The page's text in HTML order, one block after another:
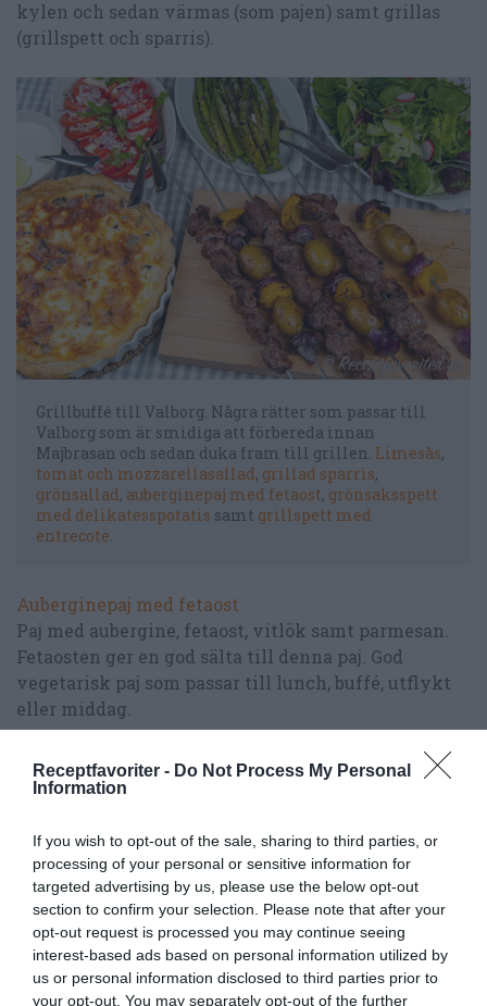
Receptfavoriter - Do Not Process My Personal
Information
If you wish to opt-out of the sale, sharing to third parties, or
processing of your personal or sensitive information for
targeted advertising by us, please use the below opt-out
section to confirm your selection. Please note that after your
opt-out request is processed you may continue seeing
interest-based ads based on personal information utilized by
us or personal information disclosed to third parties prior to
your opt-out. You may separately opt-out of the further
kylen och sedan värmas (som pajen) samt grillas
(grillspett och sparris).
Grillbuffé till Valborg. Några rätter som passar till
Valborg som är smidiga att förbereda innan
Majbrasan och sedan duka fram till grillen. Limesås,
tomat och mozzarellasallad, grillad sparris,
grönsallad, auberginepaj med fetaost, grönsaksspett
med delikatesspotatis samt grillspett med
entrecote.
Auberginepaj med fetaost
Paj med aubergine, fetaost, vitlök samt parmesan.
Fetaosten ger en god sälta till denna paj. God
vegetarisk paj som passar till lunch, buffé, utflykt
eller middag.
Gott till auberginepajen är förslagsvis en
grönsallad, tomat och mozzarellasallad och/eller
kall.
Fler tips på pajer >>
Tomat och mozzarellasallad
Skivade tomater varvat med skivad mozzarellaost
med finhackad rödlök, basilika, vinäger samt